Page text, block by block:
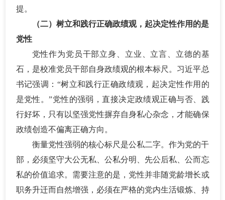
提。
（二）树立和践行正确政绩观，起决定性作用的是
党性
党性作为党员干部立身、立业、立言、立德的基
石，是校准党员干部自身政绩观的根本标尺。习近平总
书记强调： “树立和践行正确政绩观，起决定性作用的
是党性。”党性的强弱，直接决定政绩观正确与否、践
行好坏，只有以坚强党性摒弃自身私心杂念，才能确保
政绩创造不偏离正确方向。
衡量党性强弱的核心标尺是公私二字。作为党的干
部，必须坚守大公无私、公私分明、先公后私、公而忘
私的价值追求。需要注意的是，党性并非随党龄增长或
职务升迁而自然增强，必须在严格的党内生活锻炼、持